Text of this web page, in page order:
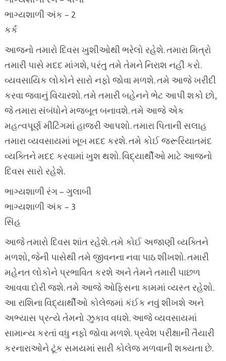
ભાગ્યશાળી અંક – 2
કર્ક
આજનો તમારો દિવસ ખુશીઓથી ભરેલો રહેશે. તમારા મિત્રો
તમારી પાસે મદદ માંગશે, પરંતુ તમે તેમને નિરાશ નહીં કરો.
વ્યવસાયિક લોકોને સારો નફો જોવા મળશે. તમે આજે ખરીદી
કરવા જવાનું વિચારશો. તમે તમારી બહેનને ભેટ આપી શકો છો,
જે તમારા સંબંધોને મજબૂત બનાવશે. તમે આજે એક
મહત્વપૂર્ણ મીટિંગમાં હાજરી આપશો. તમારા પિતાની સલાહ
તમારા વ્યવસાયમાં ખૂબ મદદ કરશે. તમે કોઈ જરૂરિયાતમંદ
વ્યક્તિને મદદ કરવામાં ખુશ થશો. વિદ્યાર્થીઓ માટે આજનો
દિવસ સારો રહેશે.
ભાગ્યશાળી રંગ – ગુલાબી
ભાગ્યશાળી અંક – 3
સિંહ
આજે તમારો દિવસ શાંત રહેશે. તમે કોઈ અજાણી વ્યક્તિને
મળશો, જેની પાસેથી તમે જીવનના નવા પાઠ શીખશો. તમારી
મહેનત લોકોને પ્રભાવિત કરશે અને તેમને તમારી પાછળ
આવવા દોરી જશે. તમે આજે ઓફિસના કામમાં વ્યસ્ત રહેશો.
આ રાશિના વિદ્યાર્થીઓ કોલેજમાં કંઈક નવું શીખશે અને
અભ્યાસ પ્રત્યે તેમનો ઝુકાવ વધશે. આજે વ્યવસાયમાં
સામાન્ય કરતાં વધુ નફો જોવા મળશે. પ્રવેશ પરીક્ષાની તૈયારી
કરનારાઓને ટૂંક સમયમાં સારી કોલેજ મળવાની શક્યતા છે.